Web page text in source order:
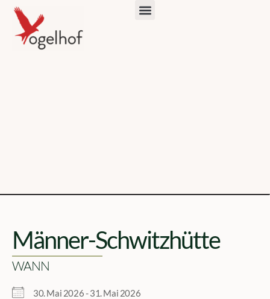
Männer-Schwitzhütte
WANN
30. Mai 2026 - 31. Mai 2026